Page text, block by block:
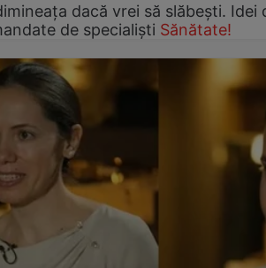
dacă vrei să slăbești. Idei
de specialiști Sănătate!